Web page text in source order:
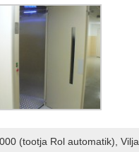
(tootja Rol automatik),